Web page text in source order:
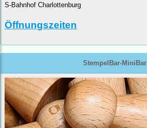
S-Bahnhof Charlottenburg
Öffnungszeiten
StempelBar-MiniBar